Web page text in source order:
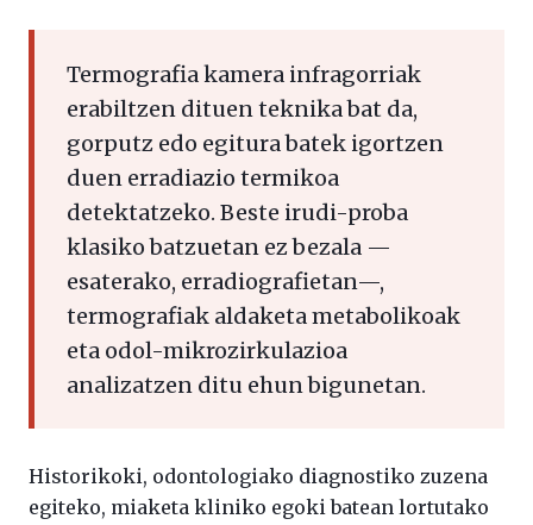
Termografia kamera infragorriak
erabiltzen dituen teknika bat da,
gorputz edo egitura batek igortzen
duen erradiazio termikoa
detektatzeko. Beste irudi-proba
klasiko batzuetan ez bezala —
esaterako, erradiografietan—,
termografiak aldaketa metabolikoak
eta odol-mikrozirkulazioa
analizatzen ditu ehun bigunetan.
Historikoki, odontologiako diagnostiko zuzena
egiteko, miaketa kliniko egoki batean lortutako